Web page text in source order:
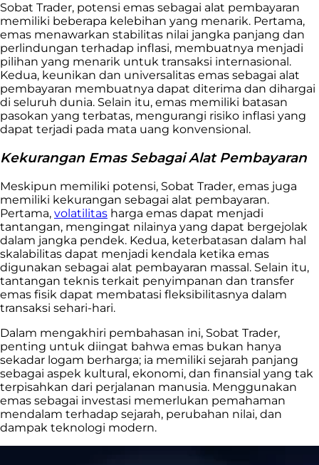
Sobat Trader, potensi emas sebagai alat pembayaran
memiliki beberapa kelebihan yang menarik. Pertama,
emas menawarkan stabilitas nilai jangka panjang dan
perlindungan terhadap inflasi, membuatnya menjadi
pilihan yang menarik untuk transaksi internasional.
Kedua, keunikan dan universalitas emas sebagai alat
pembayaran membuatnya dapat diterima dan dihargai
di seluruh dunia. Selain itu, emas memiliki batasan
pasokan yang terbatas, mengurangi risiko inflasi yang
dapat terjadi pada mata uang konvensional.
Kekurangan Emas Sebagai Alat Pembayaran
Meskipun memiliki potensi, Sobat Trader, emas juga
memiliki kekurangan sebagai alat pembayaran.
Pertama, volatilitas harga emas dapat menjadi
tantangan, mengingat nilainya yang dapat bergejolak
dalam jangka pendek. Kedua, keterbatasan dalam hal
skalabilitas dapat menjadi kendala ketika emas
digunakan sebagai alat pembayaran massal. Selain itu,
tantangan teknis terkait penyimpanan dan transfer
emas fisik dapat membatasi fleksibilitasnya dalam
transaksi sehari-hari.
Dalam mengakhiri pembahasan ini, Sobat Trader,
penting untuk diingat bahwa emas bukan hanya
sekadar logam berharga; ia memiliki sejarah panjang
sebagai aspek kultural, ekonomi, dan finansial yang tak
terpisahkan dari perjalanan manusia. Menggunakan
emas sebagai investasi memerlukan pemahaman
mendalam terhadap sejarah, perubahan nilai, dan
dampak teknologi modern.